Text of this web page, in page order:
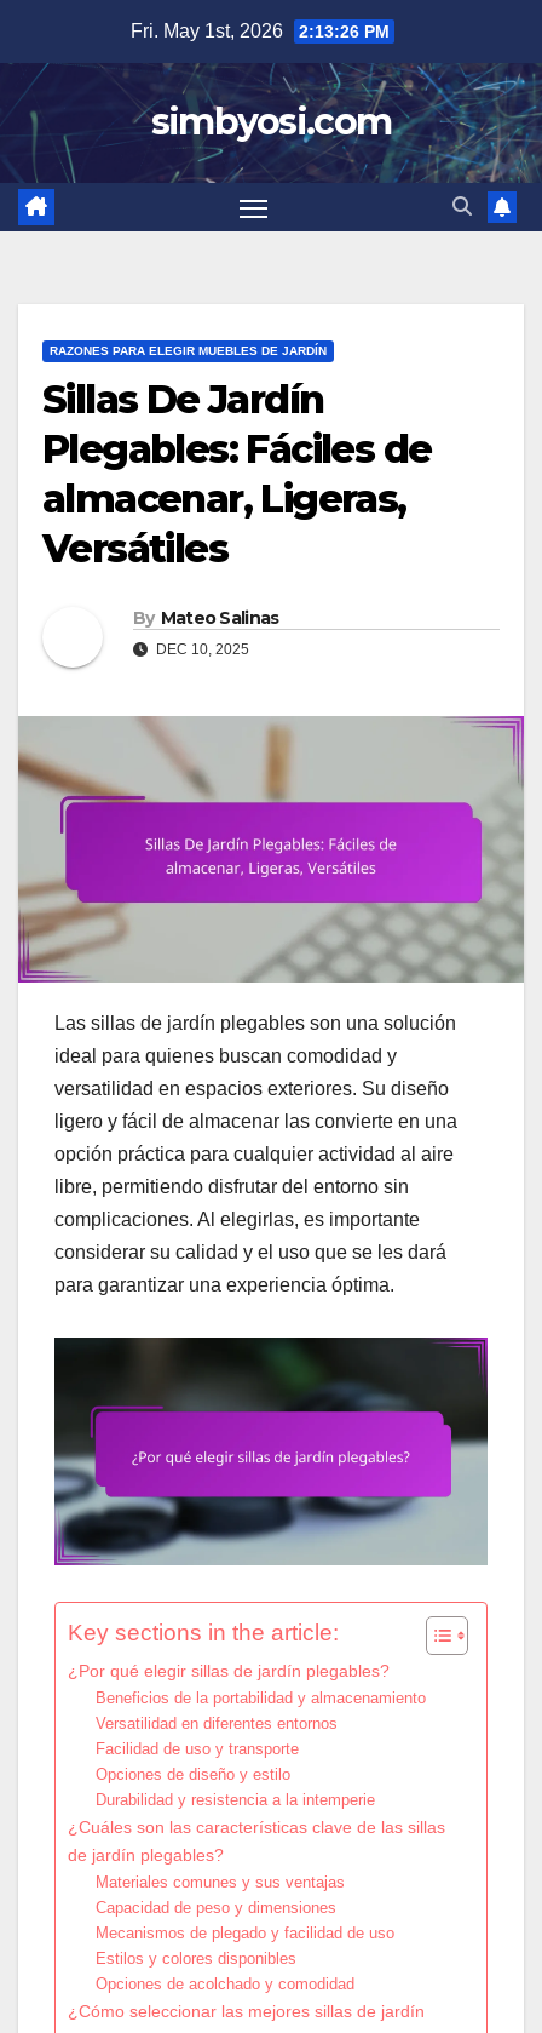
content
Fri. May 1st, 2026 2:13:27 PM
simbyosi.com
RAZONES PARA ELEGIR MUEBLES DE JARDÍN
Sillas De Jardín
Plegables: Fáciles de
almacenar, Ligeras,
Versátiles
By Mateo Salinas
DEC 10, 2025
Las sillas de jardín plegables son una solución
ideal para quienes buscan comodidad y
versatilidad en espacios exteriores. Su diseño
ligero y fácil de almacenar las convierte en una
opción práctica para cualquier actividad al aire
libre, permitiendo disfrutar del entorno sin
complicaciones. Al elegirlas, es importante
considerar su calidad y el uso que se les dará
para garantizar una experiencia óptima.
Key sections in the article:
¿Por qué elegir sillas de jardín plegables?
Beneficios de la portabilidad y almacenamiento
Versatilidad en diferentes entornos
Facilidad de uso y transporte
Opciones de diseño y estilo
Durabilidad y resistencia a la intemperie
¿Cuáles son las características clave de las sillas
de jardín plegables?
Materiales comunes y sus ventajas
Capacidad de peso y dimensiones
Mecanismos de plegado y facilidad de uso
Estilos y colores disponibles
Opciones de acolchado y comodidad
¿Cómo seleccionar las mejores sillas de jardín